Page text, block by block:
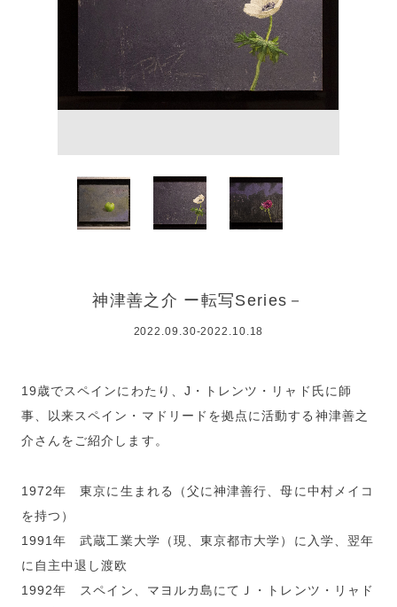
神津善之介 ー転写Series－
2022.09.30-2022.10.18
19歳でスペインにわたり、J・トレンツ・リャド氏に師
事、以来スペイン・マドリードを拠点に活動する神津善之
介さんをご紹介します。
1972年 東京に生まれる（父に神津善行、母に中村メイコ
を持つ）
1991年 武蔵工業大学（現、東京都市大学）に入学、翌年
に自主中退し渡欧
1992年 スペイン、マヨルカ島にてＪ・トレンツ・リャド